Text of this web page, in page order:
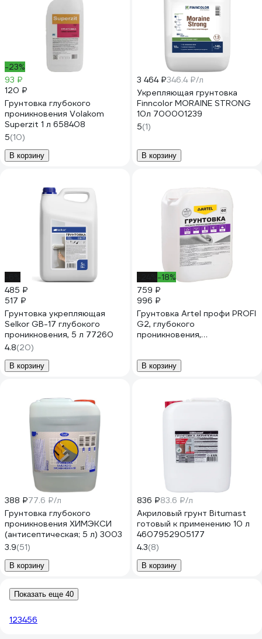
-23%
93 ₽
120 ₽
Грунтовка глубокого
проникновения Volakom
Superzit 1 л 658408
5(10)
В корзину
3 464 ₽346.4 ₽/л
Укрепляющая грунтовка
Finncolor MORAINE STRONG
10л 700001239
5(1)
В корзину
485 ₽
517 ₽
Грунтовка укрепляющая
Selkor GB-17 глубокого
проникновения, 5 л 77260
4.8(20)
В корзину
-18%
759 ₽
996 ₽
Грунтовка Artel профи PROFI
G2, глубокого
проникновения,
В корзину
388 ₽77.6 ₽/л
Грунтовка глубокого
проникновения ХИМЭКСИ
(антисептическая; 5 л) 3003
3.9(51)
В корзину
836 ₽83.6 ₽/л
Акриловый грунт Bitumast
готовый к применению 10 л
4607952905177
4.3(8)
В корзину
Показать еще 40
123456